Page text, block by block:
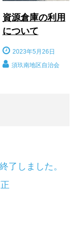
資源倉庫の利用
について
2023年5月26日
須玖南地区自治会
了しました。